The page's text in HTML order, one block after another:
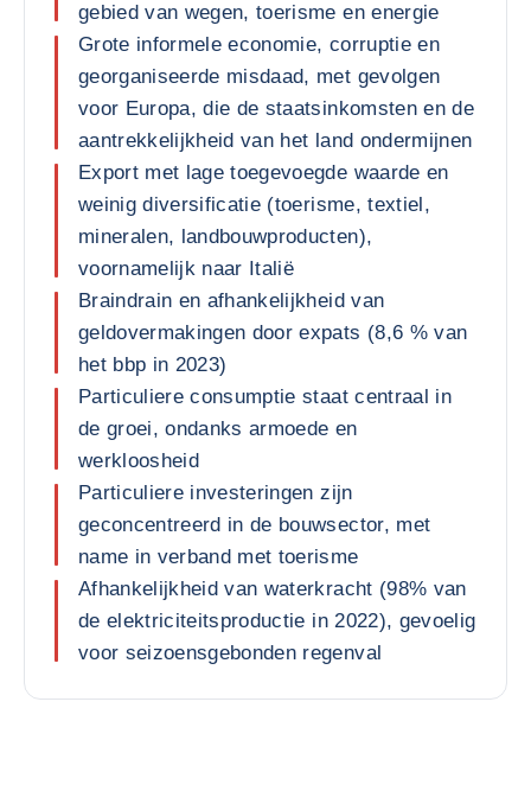
gebied van wegen, toerisme en energie
Grote informele economie, corruptie en
georganiseerde misdaad, met gevolgen
voor Europa, die de staatsinkomsten en de
aantrekkelijkheid van het land ondermijnen
Export met lage toegevoegde waarde en
weinig diversificatie (toerisme, textiel,
mineralen, landbouwproducten),
voornamelijk naar Italië
Braindrain en afhankelijkheid van
geldovermakingen door expats (8,6 % van
het bbp in 2023)
Particuliere consumptie staat centraal in
de groei, ondanks armoede en
werkloosheid
Particuliere investeringen zijn
geconcentreerd in de bouwsector, met
name in verband met toerisme
Afhankelijkheid van waterkracht (98% van
de elektriciteitsproductie in 2022), gevoelig
voor seizoensgebonden regenval